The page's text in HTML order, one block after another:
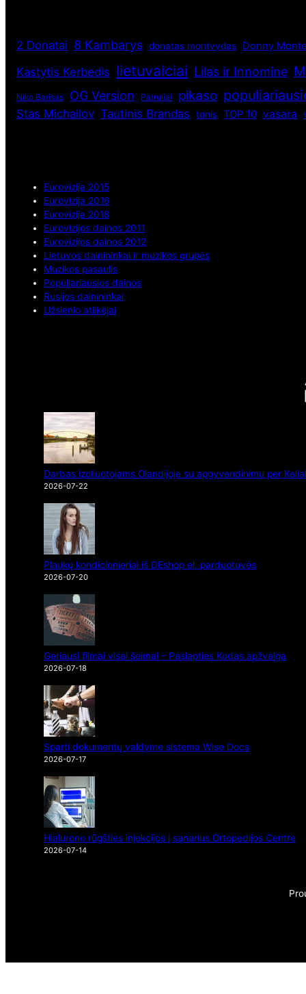
2 Donatai 8 Kambarys donatas montvydas Donny
Kastytis Kerbedis lietuvaiciai Lilas ir Innomine
Niko Barisas OG Version Patruliai pikaso
Stas Michailov Tautinis Brandas tonis TOP 10 vasara
Eurovizija 2015
Eurovizija 2016
Eurovizija 2018
Eurovizijos dainos 2011
Eurovizijos dainos 2012
Lietuvos dainininkai ir muzikos grupės
Muzikos pasaulis
Populiariausios dainos
Rusijos dainininkai
Užsienio atlikėjai
Darbas izoliuotojams Olandijoje su apgyvendinimu per
2026-07-22
Plaukų kondicionieriai iš DEshop el. parduotuvės
2026-07-20
Geriausi filmai visai šeimai – Paslapties Kodas apžvalga
2026-07-18
Sparti dokumentų valdymo sistema Wise Docs
2026-07-17
Hialurono rūgšties injekcijos į sąnarius Ortopedijos Centre
2026-07-14